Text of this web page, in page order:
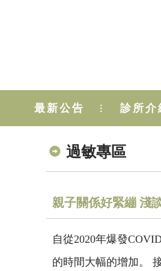
最新公告 診所介
過敏專區
親子關係好緊繃 淺
自從2020年爆發
的時間大幅的增加。